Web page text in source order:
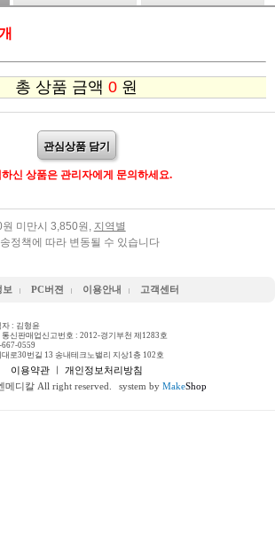
총 상품 금액 0 원
관심상품 담기
신 상품은 관리자에게 문의하세요.
미만시 3,850원, 지역별
정책에 따라 변동될 수 있습니다
보 PC버젼 이용안내 고객센터
자 : 김형윤
신판매업신고번호 : 2012-경기부천 제1283호
667-0559
로30번길 13 송내테크노밸리 지상1층 102호
이용약관ㅣ 개인정보처리방침
디칼 All right reserved.
system by MakeShop